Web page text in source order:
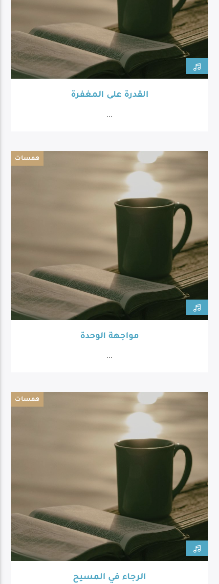
القدرة على المغفرة
...
همسات
مواجهة الوحدة
...
همسات
الرجاء في المسيح